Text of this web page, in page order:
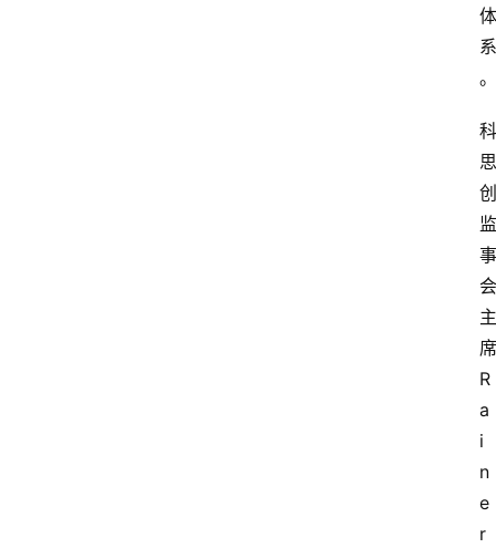
体
系
。
科
思
创
监
事
会
主
席
R
a
i
n
e
r